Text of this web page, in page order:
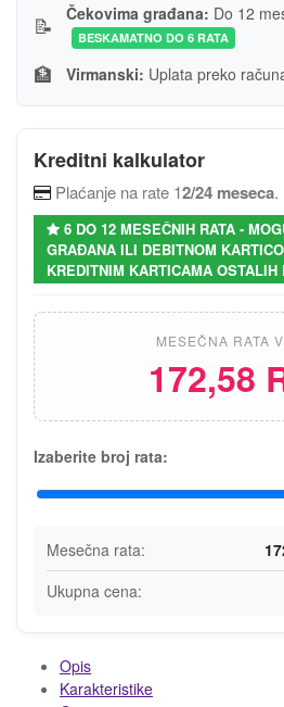
📝 Čekovima građana: Do 12
BESKAMATNO DO 6 RATA
🏦 Virmanski: Uplata preko
Kreditni kalkulator
Plaćanje na rate 12/24 meseca.
6 DO 12 MESEČNIH RATA -
GRAĐANA ILI DEBITNOM
KREDITNIM KARTICAMA OSTALIH
MESEČNA RATA
172,58
Izaberite broj rata:
Mesečna rata:
Ukupna cena:
Opis
Karakteristike